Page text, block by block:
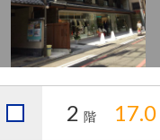
2 階 17.0